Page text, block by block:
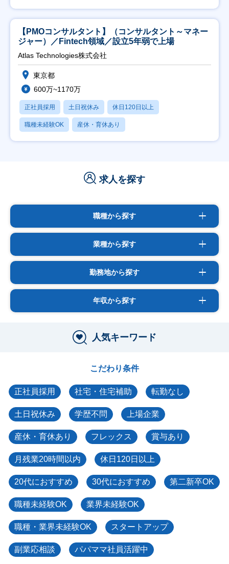
【PMOコンサルタント】（コンサルタント～マネー
ジャー）／Fintech領域／設立5年弱で上場
Atlas Technologies株式会社
東京都
600万~1170万
正社員採用 土日祝休み 休日120日以上
職種未経験OK 産休・育休あり
求人を探す
職種から探す
業種から探す
勤務地から探す
年収から探す
人気キーワード
こだわり条件
正社員採用 社宅・住宅補助 転勤なし
土日祝休み 学歴不問 上場企業
産休・育休あり フレックス 賞与あり
月残業20時間以内 休日120日以上
20代におすすめ 30代におすすめ 第二新卒OK
職種未経験OK 業界未経験OK
職種・業界未経験OK スタートアップ
副業応相談 パパママ社員活躍中